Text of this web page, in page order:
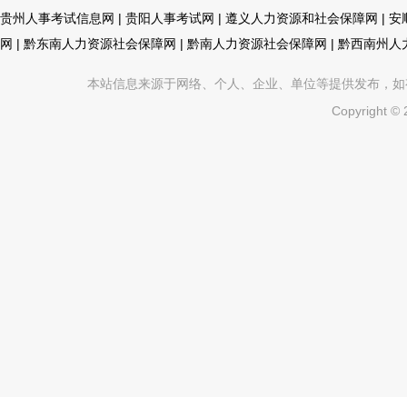
贵州人事考试信息网 | 贵阳人事考试网 | 遵义人力资源和社会保障网 | 安
网 | 黔东南人力资源社会保障网 | 黔南人力资源社会保障网 | 黔西南州人
本站信息来源于网络、个人、企业、单位等提供发布，
Copyright ©